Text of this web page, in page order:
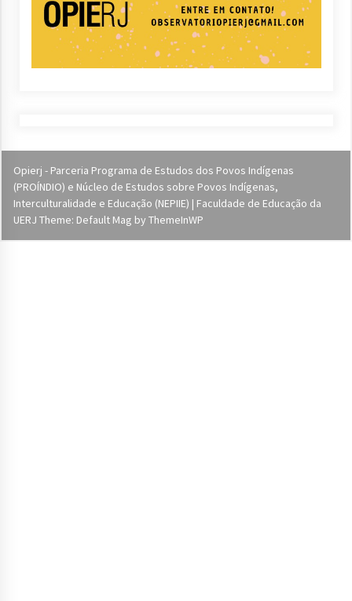
Opierj - Parceria Programa de Estudos dos Povos Indígenas
(PROÍNDIO) e Núcleo de Estudos sobre Povos Indígenas,
Interculturalidade e Educação (NEPIIE) | Faculdade de Educação da
UERJ Theme: Default Mag by ThemeInWP